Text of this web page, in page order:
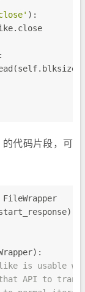
):
代码片段，可
is usable w/
API to